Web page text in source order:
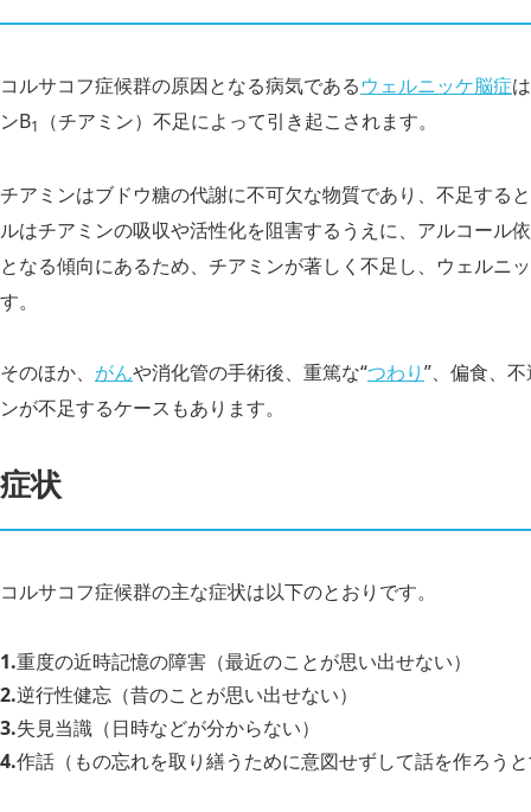
コルサコフ症候群の原因となる病気であるウェルニッケ脳症
ンB1 （チアミン）不足によって引き起こされます。
チアミンはブドウ糖の代謝に不可欠な物質であり、不足する
ルはチアミンの吸収や活性化を阻害するうえに、アルコール
となる傾向にあるため、チアミンが著しく不足し、ウェルニ
す。
そのほか、 がんや消化管の手術後、重篤な“つわり”、偏食、
ンが不足するケースもあります。
症状
コルサコフ症候群の主な症状は以下のとおりです。
重度の近時記憶の障害（最近のことが思い出せない）
逆行性健忘（昔のことが思い出せない）
失見当識（日時などが分からない）
作話（もの忘れを取り繕うために意図せずして話を作ろう